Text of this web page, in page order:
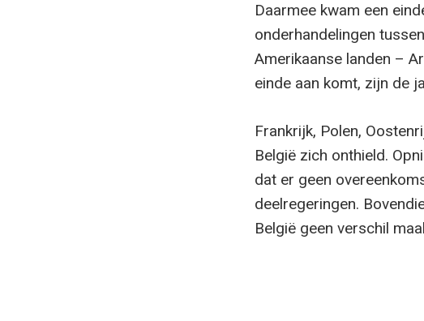
Daarmee kwam een
onderhandelingen
Amerikaanse landen –
einde aan komt, zijn de
Frankrijk, Polen,
België zich onthield.
dat er geen
deelregeringen.
België geen verschil